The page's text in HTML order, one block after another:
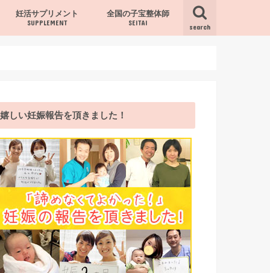
search
妊活サプリメント
SUPPLEMENT
全国の子宝整体師
SEITAI
嬉しい妊娠報告を頂きました！